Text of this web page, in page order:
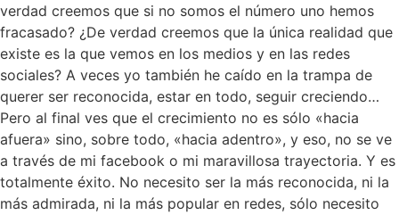
verdad creemos que si no somos el número uno hemos
fracasado? ¿De verdad creemos que la única realidad que
existe es la que vemos en los medios y en las redes
sociales? A veces yo también he caído en la trampa de
querer ser reconocida, estar en todo, seguir creciendo…
Pero al final ves que el crecimiento no es sólo «hacia
afuera» sino, sobre todo, «hacia adentro», y eso, no se ve
a través de mi facebook o mi maravillosa trayectoria. Y es
totalmente éxito. No necesito ser la más reconocida, ni la
más admirada, ni la más popular en redes, sólo necesito